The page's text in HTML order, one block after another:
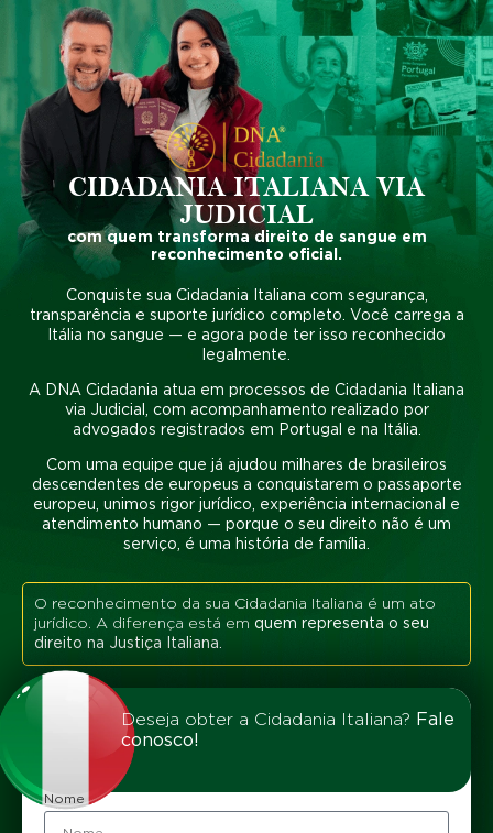
CIDADANIA ITALIANA VIA
JUDICIAL
com quem transforma direito de sangue em
reconhecimento oficial.
Conquiste sua Cidadania Italiana com segurança,
transparência e suporte jurídico completo.
Você carrega a
Itália no sangue — e agora pode ter isso reconhecido
legalmente.
A DNA Cidadania atua em processos de Cidadania Italiana
via Judicial , com acompanhamento realizado por
advogados registrados em Portugal e na Itália.
Com uma equipe que já ajudou milhares de brasileiros
descendentes de europeus a conquistarem o passaporte
europeu, unimos rigor jurídico, experiência internacional e
atendimento humano — porque o seu direito não é um
serviço, é uma história de família.
O reconhecimento da sua Cidadania Italiana é um ato
jurídico. A diferença está em quem representa o seu
direito na Justiça Italiana.
Deseja obter a Cidadania Italiana? Fale
conosco!
Nome